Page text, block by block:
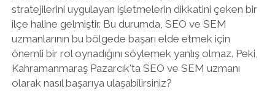
stratejilerini uygulayan işletmelerin dikkatini çeken bir
ilçe haline gelmiştir. Bu durumda, SEO ve SEM
uzmanlarının bu bölgede başarı elde etmek için
önemli bir rol oynadığını söylemek yanlış olmaz. Peki,
Kahramanmaraş Pazarcık'ta SEO ve SEM uzmanı
olarak nasıl başarıya ulaşabilirsiniz?